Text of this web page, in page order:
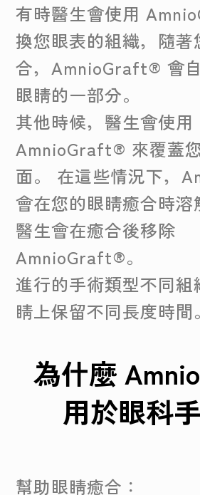
有時醫生會使用
換您眼表的組織，隨著
合，AmnioGraft® 會
眼睛的一部分。
其他時候，醫生會使用
AmnioGraft® 來覆蓋
面。 在這些情況下，
會在您的眼睛癒合時溶
醫生會在癒合後移除
AmnioGraft®。
進行的手術類型不同組
睛上保留不同長度時間。
為什麼
用於眼科
幫助眼睛癒合：